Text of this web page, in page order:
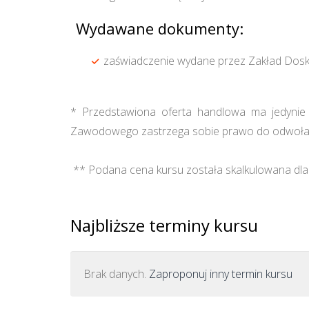
Wydawane dokumenty:
zaświadczenie wydane przez Zakład
* Przedstawiona oferta handlowa ma
Zawodowego zastrzega sobie prawo do
** Podana cena kursu została skalkulowana
Najbliższe terminy kursu
Brak danych. Zaproponuj inny termin kursu